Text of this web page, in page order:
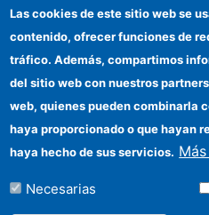
Identidad
Información
Ayudas
Organismos
Cómo
Las cookies de este sitio web se
contenido, ofrecer funciones de
tráfico. Además, compartimos
del sitio web con nuestros
web, quienes pueden combinarla
haya proporcionado o que hayan
haya hecho de sus servicios.
Necesarias